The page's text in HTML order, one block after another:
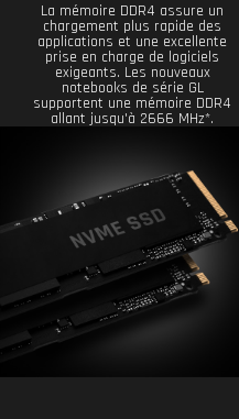
La mémoire DDR4 assure un
chargement plus rapide des
applications et une excellente
prise en charge de logiciels
exigeants. Les nouveaux
notebooks de série GL
supportent une mémoire DDR4
allant jusqu'à 2666 MHz*.